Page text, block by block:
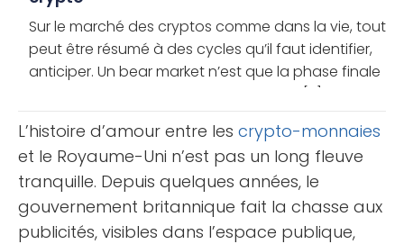
Sur le marché des cryptos comme dans la vie, tout
peut être résumé à des cycles qu’il faut identifier,
anticiper. Un bear market n’est que la phase finale
d’un cycle complet qui a comporté un [...]
L’histoire d’amour entre les crypto-monnaies
et le Royaume-Uni n’est pas un long fleuve
tranquille. Depuis quelques années, le
gouvernement britannique fait la chasse aux
publicités, visibles dans l’espace publique,